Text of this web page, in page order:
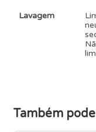
Lavagem
Também